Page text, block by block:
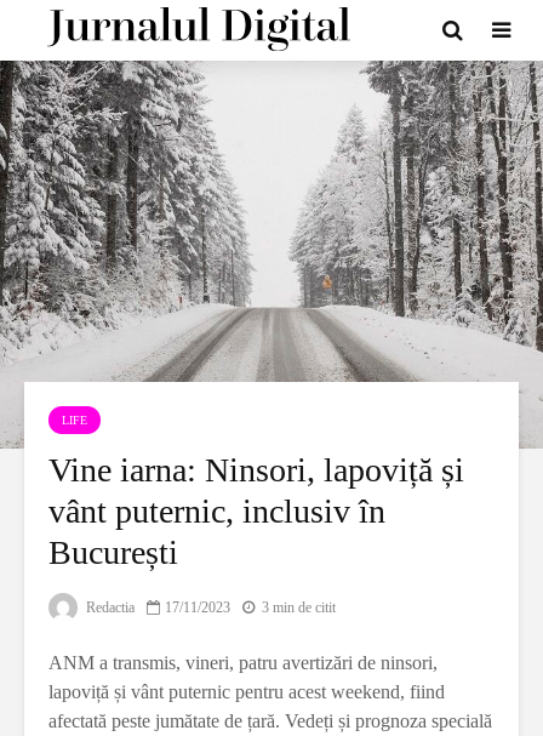
LIFE
Vine iarna: Ninsori, lapoviță și
vânt puternic, inclusiv în
București
Redactia 17/11/2023 3 min de citit
ANM a transmis, vineri, patru avertizări de ninsori,
lapoviță și vânt puternic pentru acest weekend, fiind
afectată peste jumătate de țară. Vedeți și prognoza specială